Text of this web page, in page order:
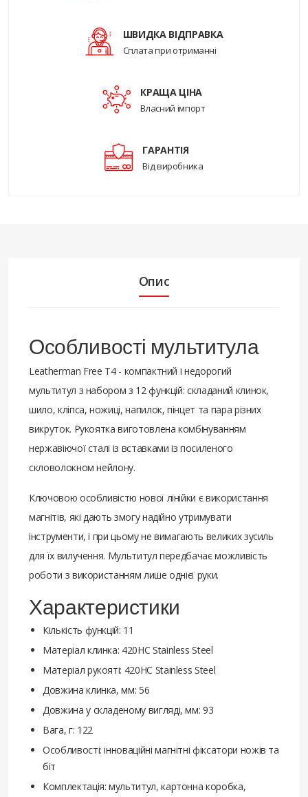
ШВИДКА ВІДПРАВКА
Сплата при отриманні
КРАЩА ЦІНА
Власний імпорт
ГАРАНТІЯ
Від виробника
Опис
Особливості мультитула
Leatherman Free T4 - компактний і недорогий
мультитул з набором з 12 функцій: складаний клинок,
шило, кліпса, ножиці, напилок, пінцет та пара різних
викруток. Рукоятка виготовлена комбінуванням
нержавіючої сталі із вставками із посиленого
скловолокном нейлону.
Ключовою особливістю нової лінійки є використання
магнітів, які дають змогу надійно утримувати
інструменти, і при цьому не вимагають великих зусиль
для їх вилучення. Мультитул передбачає можливість
роботи з використанням лише однієї руки.
Характеристики
Кількість функцій: 11
Матеріал клинка: 420HC Stainless Steel
Матеріал рукояті: 420HC Stainless Steel
Довжина клинка, мм: 56
Довжина у складеному вигляді, мм: 93
Вага, г: 122
Особливості: інноваційні магнітні фіксатори ножів та
біт
Комплектація: мультитул, картонна коробка,